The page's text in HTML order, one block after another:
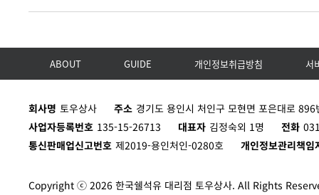
ABOUT GUIDE 개인정보취급방침 서
회사명 토우상사 주소 경기도 용인시 처인구 모현면 포은대로
사업자등록번호 135-15-26713 대표자 김정숙외 1명 전화
통신판매업신고번호 제2019-용인처인-0280호 개인정보관리책임
Copyright ⓒ 2026 한국쉘석유 대리점 토우상사. All Rights